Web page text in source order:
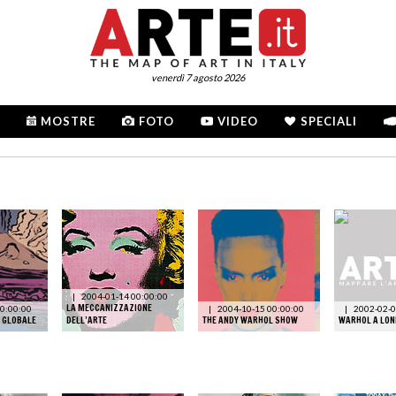
venerdì 7 agosto 2026
MOSTRE FOTO VIDEO SPECIALI
| 2004-01-14 00:00:00
LA MECCANIZZAZIONE
DELL’ARTE
| 2004-10-15 00:00:00
THE ANDY WARHOL SHOW
| 2002-02-
WARHOL A